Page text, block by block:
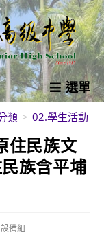
選單
類 > 02.學生活動
住民族文
族含平埔
設備組